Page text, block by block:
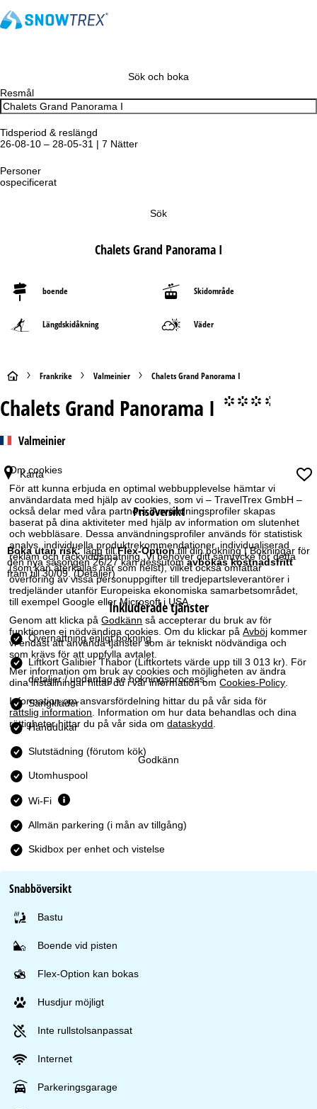
Om cookies
För att kunna erbjuda en optimal webbupplevelse hämtar vi
användardata med hjälp av cookies, som vi – TravelTrex GmbH –
också delar med våra partners. Användningsprofiler skapas
baserat på dina aktiviteter med hjälp av information om slutenhet
och webbläsare. Dessa användningsprofiler används för statistisk
analys, individuella produktrekommendationer, individualiserad
reklam och räckviddsmätning. Vi behöver ditt samtycke för detta
(som kan återkallas när som helst), vilket också omfattar
överföring av vissa personuppgifter till tredjepartsleverantörer i
tredjeländer utanför Europeiska ekonomiska samarbetsområdet,
till exempel Google eller Microsoft i USA.
Genom att klicka påGodkänn så accepterar du bruk av för
funktionen ej nödvändiga cookies. Om du klickar påAvböj kommer
vi endast att använda tjänster som är tekniskt nödvändiga och
som krävs för att uppfylla avtalet.
Mer information om bruk av cookies och möjligheten av ändra
dina inställningar hittar du i vår information omCookies-Policy.
Information om ansvarsfördelning hittar du på vår sida för
rättslig information. Information om hur data behandlas och dina
rättigheter hittar du på vår sida omdataskydd.
Godkänn
Sök och boka
Resmål
Tidsperiod & reslängd
26-08-10 – 28-05-31 | 7 Nätter
Personer
ospecificerat
Sök
Chalets Grand Panorama I
boende Skidområde
Längdskidåkning Väder
S
t
t
s
i
d
a
Frankrike Valmeinier Chalets Grand Panorama I
Chalets Grand Panorama I °°°.
Valmeinier
Karta
Prisöversikt
Boka utan risk:lägg tillFlex-Optiontill din bokning | Bokningar för
den nya säsongen 26/27 kan dessutomavbokas kostnadsfritt
fram till 30/09.(Detaljer)
Inkluderade tjänster
Övernattning enligt bokning
Liftkort Galibier Thabor (Liftkortets värde upp till 3 013 kr). För
detaljer / undantag se bokningsprocess.
Sängkläder
Handdukar
Slutstädning (förutom kök)
Utomhuspool
Wi-Fi
Allmän parkering (i mån av tillgång)
Skidbox per enhet och vistelse
Snabböversikt
Bastu
Boende vid pisten
Flex-Option kan bokas
Husdjur möjligt
Inte rullstolsanpassat
Internet
Parkeringsgarage